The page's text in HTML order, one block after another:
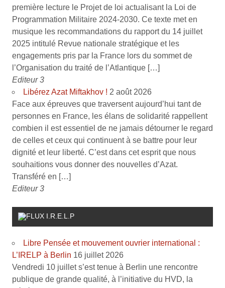
première lecture le Projet de loi actualisant la Loi de
Programmation Militaire 2024-2030. Ce texte met en
musique les recommandations du rapport du 14 juillet
2025 intitulé Revue nationale stratégique et les
engagements pris par la France lors du sommet de
l’Organisation du traité de l’Atlantique […]
Editeur 3
Libérez Azat Miftakhov ! 2 août 2026
Face aux épreuves que traversent aujourd’hui tant de
personnes en France, les élans de solidarité rappellent
combien il est essentiel de ne jamais détourner le regard
de celles et ceux qui continuent à se battre pour leur
dignité et leur liberté. C’est dans cet esprit que nous
souhaitions vous donner des nouvelles d’Azat.
Transféré en […]
Editeur 3
I.R.E.L.P
Libre Pensée et mouvement ouvrier international :
L’IRELP à Berlin 16 juillet 2026
Vendredi 10 juillet s’est tenue à Berlin une rencontre
publique de grande qualité, à l’initiative du HVD, la